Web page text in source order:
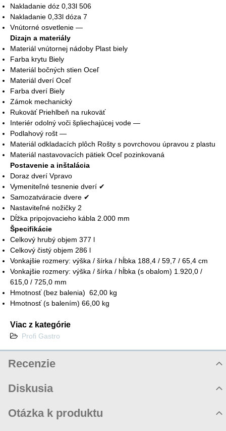
Nakladanie dóz 0,33l 506
Nakladanie 0,33l dóza 7
Vnútorné osvetlenie —
Dizajn a materiály
Materiál vnútornej nádoby Plast biely
Farba krytu Biely
Materiál bočných stien Oceľ
Materiál dverí Oceľ
Farba dverí Biely
Zámok mechanický
Rukoväť Priehlbeň na rukoväť
Interiér odolný voči špliechajúcej vode —
Podlahový rošt —
Materiál odkladacích plôch Rošty s povrchovou úpravou z plastu
Materiál nastavovacích pätiek Oceľ pozinkovaná
Postavenie a inštalácia
Doraz dverí Vpravo
Vymeniteľné tesnenie dverí ✔
Samozatváracie dvere ✔
Nastaviteľné nožičky 2
Dĺžka pripojovacieho kábla 2.000 mm
Špecifikácie
Celkový hrubý objem 377 l
Celkový čistý objem 286 l
Vonkajšie rozmery: výška / šírka / hĺbka 188,4 / 59,7 / 65,4 cm
Vonkajšie rozmery: výška / šírka / hĺbka (s obalom) 1.920,0 /
615,0 / 725,0 mm
Hmotnosť (bez balenia) 62,00 kg
Hmotnosť (s balením) 66,00 kg
Viac z kategórie
Profi Gastro
Recenzie
Diskusia
Zatiaľ nie sú žiadne komentáre! Buďte prvý!
Otázka k produktu